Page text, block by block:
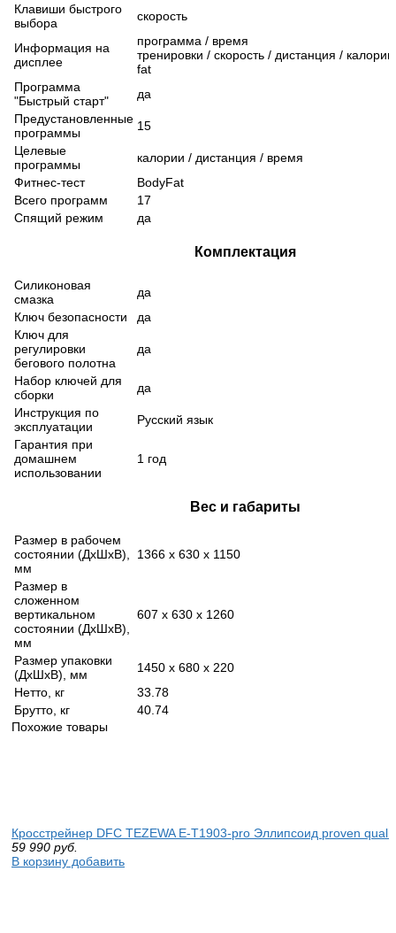
Клавиши быстрого
выбора
скорость
Информация на
дисплее
программа / время
тренировки / скорость / дистанция /
fat
Программа
"Быстрый старт"
да
Предустановленные
программы
15
Целевые
программы
калории / дистанция / время
Фитнес-тест
BodyFat
Всего программ
17
Спящий режим
да
Комплектация
Силиконовая
смазка
да
Ключ безопасности
да
Ключ для
регулировки
бегового полотна
да
Набор ключей для
сборки
да
Инструкция по
эксплуатации
Русский язык
Гарантия при
домашнем
использовании
1 год
Вес и габариты
Размер в рабочем
состоянии (ДхШхВ),
мм
1366 x 630 x 1150
Размер в
сложенном
вертикальном
состоянии (ДхШхВ),
мм
607 x 630 x 1260
Размер упаковки
(ДхШхВ), мм
1450 x 680 x 220
Нетто, кг
33.78
Брутто, кг
40.74
Похожие товары
Кросстрейнер DFC TEZEWA E-T1903-pro Эллипсоид proven
59 990 руб.
В корзину добавить